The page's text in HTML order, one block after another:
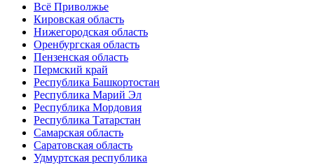
Всё Приволжье
Кировская область
Нижегородская область
Оренбургская область
Пензенская область
Пермский край
Республика Башкортостан
Республика Марий Эл
Республика Мордовия
Республика Татарстан
Самарская область
Саратовская область
Удмуртская республика